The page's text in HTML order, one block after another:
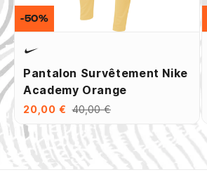
Pantalon Survêtement Nike
Academy Orange
20,00 € 40,00 €
-50%